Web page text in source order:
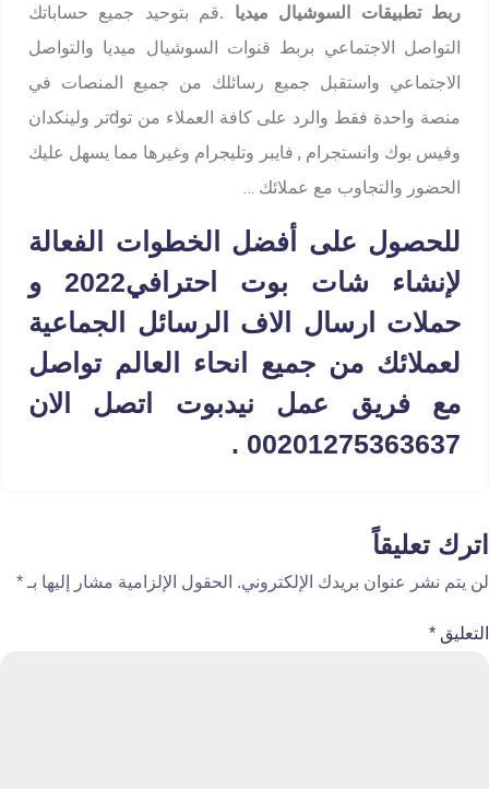
ربط تطبيقات السوشيال ميديا .قم بتوحيد جميع حساباتك
التواصل الاجتماعي بربط قنوات السوشيال ميديا والتواصل
الاجتماعي واستقبل جميع رسائلك من جميع المنصات في
منصة واحدة فقط والرد على كافة العملاء من توdتر ولينكدان
وفيس بوك وانستجرام , فايبر وتليجرام وغيرها مما يسهل عليك
الحضور والتجاوب مع عملائك …
للحصول على أفضل الخطوات الفعالة
لإنشاء شات بوت احترافي2022 و
حملات ارسال الاف الرسائل الجماعية
لعملائك من جميع انحاء العالم تواصل
مع فريق عمل نيدبوت اتصل الان
00201275363637
.
اترك تعليقاً
لن يتم نشر عنوان بريدك الإلكتروني. الحقول الإلزامية مشار إليها بـ *
التعليق *